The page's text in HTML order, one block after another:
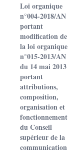
Loi organique
n°004-2018/AN
portant
modification de
la loi organique
n°015-2013/AN
du 14 mai 2013
portant
attributions,
composition,
organisation et
fonctionnement
du Conseil
supérieur de la
communication